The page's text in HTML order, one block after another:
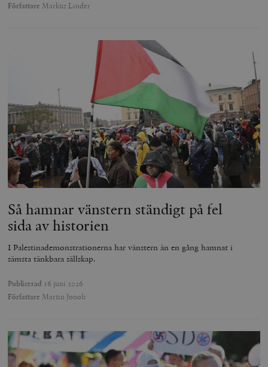
Författare Markus Linder
Så hamnar vänstern ständigt på fel
sida av historien
I Palestinademonstrationerna har vänstern än en gång hamnat i
sämsta tänkbara sällskap.
Publicerad 16 juni 2026
Författare Martin Jonols